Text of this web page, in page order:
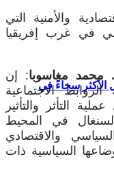
الدول الأكثر سخاءً في
والأمنية التي
في غرب إفريقيا
محمد مغاسوبا: إن
الاجتماعية
التأثر والتأثير
في المحيط
والاقتصادي
السياسية ذات